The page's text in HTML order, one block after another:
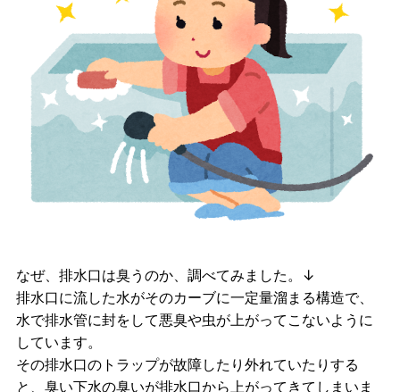
なぜ、排水口は臭うのか、調べてみました。↓
排水口に流した水がそのカーブに一定量溜まる構造で、
水で排水管に封をして悪臭や虫が上がってこないように
しています。
その排水口のトラップが故障したり外れていたりする
と、臭い下水の臭いが排水口から上がってきてしまいま